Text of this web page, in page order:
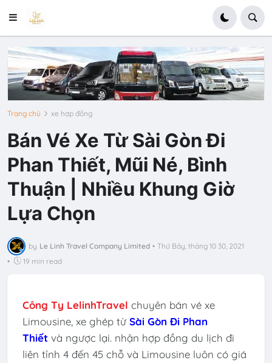
Trang chủ xe hợp đồng
Bán Vé Xe Từ Sài Gòn Đi
Phan Thiết, Mũi Né, Bình
Thuận | Nhiều Khung Giờ
Lựa Chọn
by Le Linh Travel Company Limited • Thứ Bảy, tháng 10 30, 2021
•
19 min read
Công Ty LelinhTravel chuyên bán vé xe
Limousine, xe ghép từSài Gòn Đi Phan
Thiết và ngược lại. nhận hợp đồng du lịch đi
liên tỉnh 4 đến 45 chỗ và Limousine luôn có giá